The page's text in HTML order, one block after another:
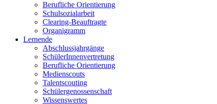
Berufliche Orientierung
Schulsozialarbeit
Clearing-Beauftragte
Organigramm
Lernende
Abschlussjahrgänge
SchülerInnenvertretung
Berufliche Orientierung
Medienscouts
Talentscouting
Schüler­genossen­schaft
Wissenswertes